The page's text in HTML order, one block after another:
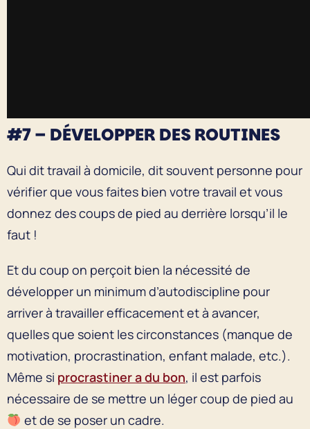
#7 – DÉVELOPPER DES ROUTINES
Qui dit travail à domicile, dit souvent personne pour
vérifier que vous faites bien votre travail et vous
donnez des coups de pied au derrière lorsqu’il le
faut !
Et du coup on perçoit bien la nécessité de
développer un minimum d’autodiscipline pour
arriver à travailler efficacement et à avancer,
quelles que soient les circonstances (manque de
motivation, procrastination, enfant malade, etc.).
Même si procrastiner a du bon, il est parfois
nécessaire de se mettre un léger coup de pied au
et de se poser un cadre.